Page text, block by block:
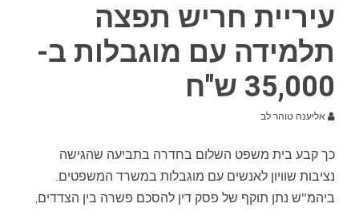
עיריית חריש תפצה
תלמידה עם מוגבלות ב-
35,000 ש"ח
אליענה טוהר לב
כך קבע בית משפט השלום בחדרה בתביעה שהגישה
נציבות שוויון לאנשים עם מוגבלות במשרד המשפטים.
ביהמ"ש נתן תוקף של פסק דין להסכם פשרה בין הצדדים,